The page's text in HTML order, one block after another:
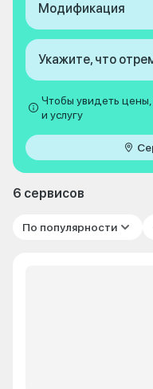
Модификация
Укажите, что
Чтобы увидеть
и услугу
6 сервисов
По популярности